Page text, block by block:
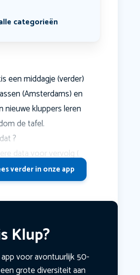
categorieën
een middagje (verder)
(Amsterdams) en
nieuwe kluppers leren
de tafel.
?
data voor vervolg (
verder in onze app
Klup?
voor avontuurlijk 50-
grote diversiteit aan